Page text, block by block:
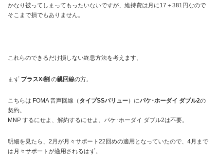
かなり被ってしまってもったいないですが、維持費は月に17＋381円なので
そこまで損でもありません。
これらのできるだけ損しない終息方法を考えます。
まず プラスXi割 の親回線の方。
こちらは FOMA 音声回線（ タイプSSバリュー）にパケ･ホーダイ ダブル2の
契約。
MNP するにせよ、解約するにせよ、パケ･ホーダイ ダブル2は不要。
明細を見たら、2月が月々サポート22回めの適用となっていたので、4月まで
は月々サポートが適用されるはず。